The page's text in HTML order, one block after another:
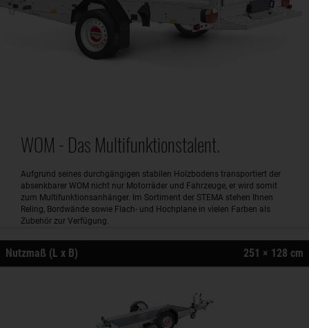
WOM - Das Multifunktionstalent.
Aufgrund seines durchgängigen stabilen Holzbodens transportiert der
absenkbarer WOM nicht nur Motorräder und Fahrzeuge, er wird somit
zum Multifunktionsanhänger. Im Sortiment der STEMA stehen Ihnen
Reling, Bordwände sowie Flach- und Hochplane in vielen Farben als
Zubehör zur Verfügung.
Nutzmaß (L x B) 251 × 128 cm